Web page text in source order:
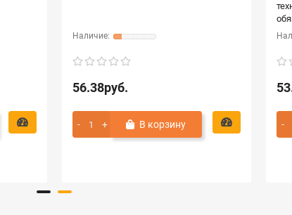
56.38руб.
В корзину